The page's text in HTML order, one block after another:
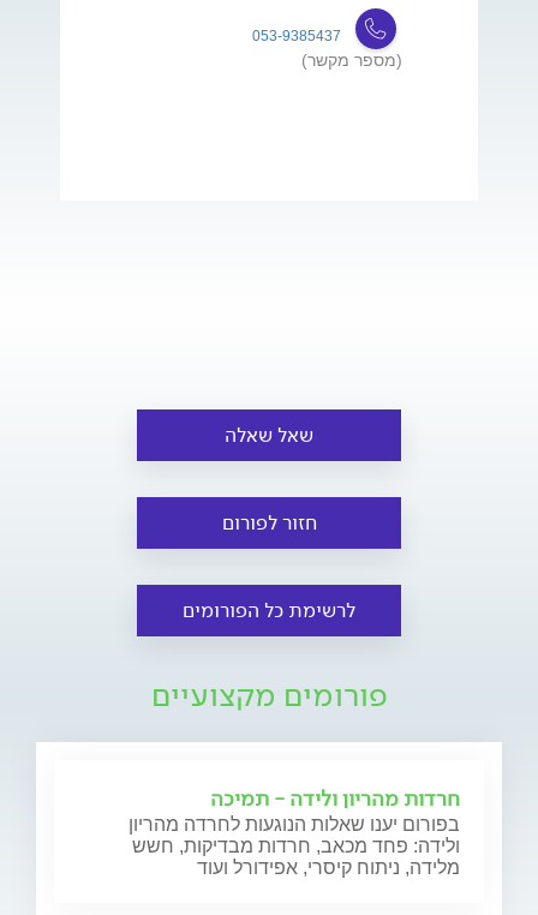
053-9385437
(מספר מקשר)
שאל שאלה
חזור לפורום
לרשימת כל הפורומים
פורומים מקצועיים
חרדות מהריון ולידה - תמיכה
בפורום יענו שאלות הנוגעות לחרדה מהריון
ולידה: פחד מכאב, חרדות מבדיקות, חשש
מלידה, ניתוח קיסרי, אפידורל ועוד